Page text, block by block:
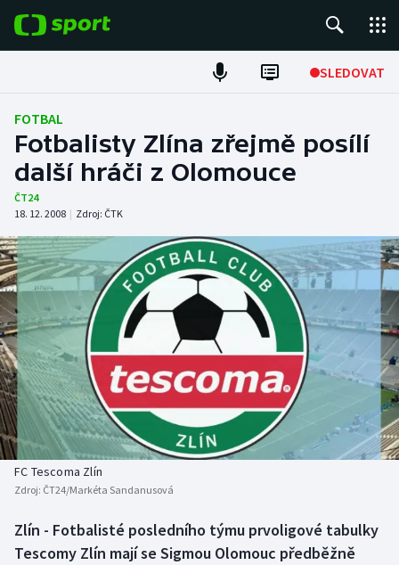
SLEDOVAT
Fotbal
Hokej
Tenis
Atletika
Cyklistika
DALŠÍ SPORTY
Americký fotbal
Baseball a softbal
Basketbal
Biatlon
Boby a skeleton
NEPŘEHLÉDNĚTE
Soutěže
Historické návraty
Aplikace ČT sport
AZ kvíz
FOTBAL
Fotbalisty Zlína zřejmě posílí
další hráči z Olomouce
ČT24
18. 12. 2008 | Zdroj: ČTK
FC Tescoma Zlín
Zdroj: ČT24/Markéta Sandanusová
Zlín - Fotbalisté posledního týmu prvoligové tabulky
Tescomy Zlín mají se Sigmou Olomouc předběžně